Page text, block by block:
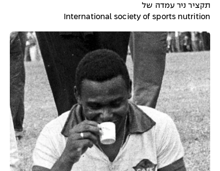
תקציר ניר עמדה של
International society of sports nutrition